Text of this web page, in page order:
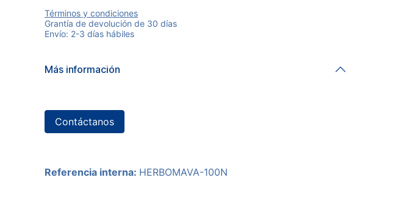
Términos y condiciones
Grantía de devolución de 30 días
Envío: 2-3 días hábiles
Más información
Contáctanos
Referencia interna: HERBOMAVA-100N